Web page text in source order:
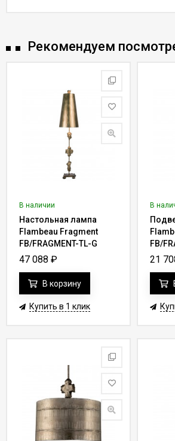
Рекомендуем
В наличии
Настольная лампа
Flambeau Fragment
FB/FRAGMENT-TL-G
47 088 ₽
В корзину
Купить в 1 клик
В
FB/
21